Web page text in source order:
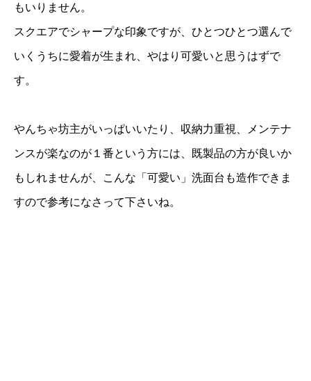
もいりません。
スクエアでシャープな印象ですが、ひとつひとつ選んで
いくうちに愛着が生まれ、やはり可愛いと思うはずで
す。
やんちゃ坊主がいっぱいいたり、収納力重視、メンテナ
ンスが楽なのが１番という方には、既製品の方が良いか
もしれませんが、こんな「可愛い」洗面台も造作できま
すので参考になさって下さいね。